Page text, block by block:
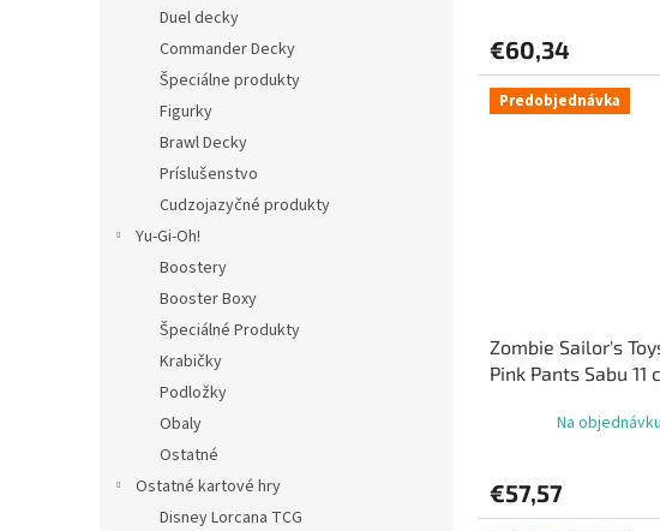
Duel decky
Commander Decky
Špeciálne produkty
Figurky
Brawl Decky
Príslušenstvo
Cudzojazyčné produkty
Yu-Gi-Oh!
Boostery
Booster Boxy
Špeciálné Produkty
Krabičky
Podložky
Obaly
Ostatné
Ostatné kartové hry
Disney Lorcana TCG
€60,34
Predobjednávka
Zombie Sailor's
Pink Pants Sabu 11
Na
€57,57